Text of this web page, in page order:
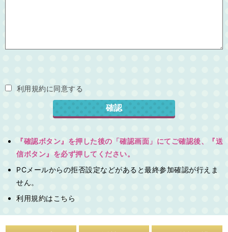
利用規約に同意する
『確認ボタン』を押した後の「確認画面」にてご確認後、『送
信ボタン』を必ず押してください。
PCメールからの拒否設定などがあると最終参加確認が行えま
せん。
利用規約は こちら